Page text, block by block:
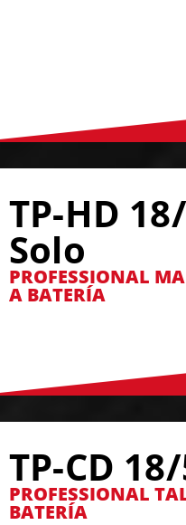
TP-HD
Solo
PROFESSIONAL
A BATERÍA
TP-CD
PROFESSIONAL
BATERÍA